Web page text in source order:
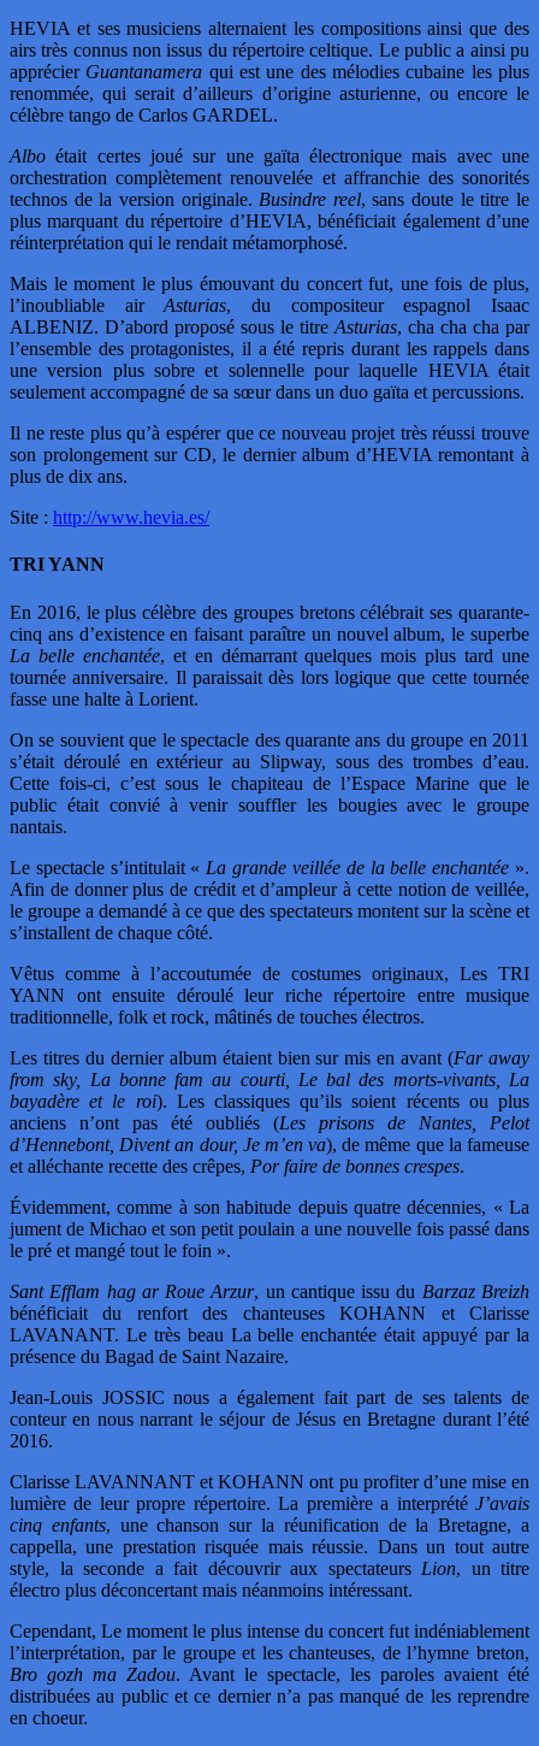
HEVIA et ses musiciens alternaient les compositions ainsi que des
airs très connus non issus du répertoire celtique. Le public a ainsi pu
apprécier Guantanamera qui est une des mélodies cubaine les plus
renommée, qui serait d’ailleurs d’origine asturienne, ou encore le
célèbre tango de Carlos GARDEL.
Albo était certes joué sur une gaïta électronique mais avec une
orchestration complètement renouvelée et affranchie des sonorités
technos de la version originale. Busindre reel, sans doute le titre le
plus marquant du répertoire d’HEVIA, bénéficiait également d’une
réinterprétation qui le rendait métamorphosé.
Mais le moment le plus émouvant du concert fut, une fois de plus,
l’inoubliable airAsturias, du compositeur espagnol Isaac
ALBENIZ. D’abord proposé sous le titre Asturias, cha cha cha par
l’ensemble des protagonistes, il a été repris durant les rappels dans
une version plus sobre et solennelle pour laquelle HEVIA était
seulement accompagné de sa sœur dans un duo gaïta et percussions.
Il ne reste plus qu’à espérer que ce nouveau projet très réussi trouve
son prolongement sur CD, le dernier album d’HEVIA remontant à
plus de dix ans.
Site : http://www.hevia.es/
TRI YANN
En 2016, le plus célèbre des groupes bretons célébrait ses quarante-
cinq ans d’existence en faisant paraître un nouvel album, le superbe
La belle enchantée, et en démarrant quelques mois plus tard une
tournée anniversaire. Il paraissait dès lors logique que cette tournée
fasse une halte à Lorient.
On se souvient que le spectacle des quarante ans du groupe en 2011
s’était déroulé en extérieur au Slipway, sous des trombes d’eau.
Cette fois-ci, c’est sous le chapiteau de l’Espace Marine que le
public était convié à venir souffler les bougies avec le groupe
nantais.
Le spectacle s’intitulait « La grande veillée de la belle enchantée ».
Afin de donner plus de crédit et d’ampleur à cette notion de veillée,
le groupe a demandé à ce que des spectateurs montent sur la scène et
s’installent de chaque côté.
Vêtus comme à l’accoutumée de costumes originaux, Les TRI
YANN ont ensuite déroulé leur riche répertoire entre musique
traditionnelle, folk et rock, mâtinés de touches électros.
Les titres du dernier album étaient bien sur mis en avant (Far away
from sky, La bonne fam au courti, Le bal des morts-vivants, La
bayadère et le roi). Les classiques qu’ils soient récents ou plus
anciens n’ont pas été oubliés (Les prisons de Nantes, Pelot
d’Hennebont, Divent an dour, Je m’en va), de même que la fameuse
et alléchante recette des crêpes, Por faire de bonnes crespes.
Évidemment, comme à son habitude depuis quatre décennies, « La
jument de Michao et son petit poulain a une nouvelle fois passé dans
le pré et mangé tout le foin ».
Sant Efflam hag ar Roue Arzur, un cantique issu du Barzaz Breizh
bénéficiait du renfort des chanteuses KOHANN et Clarisse
LAVANANT. Le très beau La belle enchantée était appuyé par la
présence du Bagad de Saint Nazaire.
Jean-Louis JOSSIC nous a également fait part de ses talents de
conteur en nous narrant le séjour de Jésus en Bretagne durant l’été
2016.
Clarisse LAVANNANT et KOHANN ont pu profiter d’une mise en
lumière de leur propre répertoire. La première a interprété J’avais
cinq enfants, une chanson sur la réunification de la Bretagne, a
cappella, une prestation risquée mais réussie. Dans un tout autre
style, la seconde a fait découvrir aux spectateurs Lion, un titre
électro plus déconcertant mais néanmoins intéressant.
Cependant, Le moment le plus intense du concert fut indéniablement
l’interprétation, par le groupe et les chanteuses, de l’hymne breton,
Bro gozh ma Zadou. Avant le spectacle, les paroles avaient été
distribuées au public et ce dernier n’a pas manqué de les reprendre
en choeur.